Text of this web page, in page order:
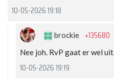
10-05-2026 19:18
brockie +135680
Nee joh. RvP gaat er wel uit.
10-05-2026 19:19